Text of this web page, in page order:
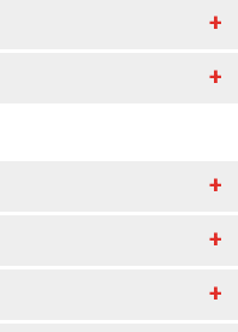
+
+
+
+
+